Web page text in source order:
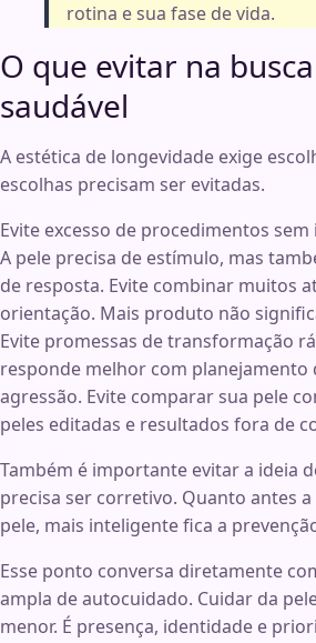
rotina e sua fase de vida.
O que evitar na
saudável
A estética de longevidade exige
escolhas precisam ser evitadas.
Evite excesso de procedimentos
A pele precisa de estímulo, mas
de resposta. Evite combinar muitos
orientação. Mais produto não
Evite promessas de transformação
responde melhor com planejamento
agressão. Evite comparar sua pele
peles editadas e resultados fora de
Também é importante evitar a ideia
precisa ser corretivo. Quanto antes
pele, mais inteligente fica a
Esse ponto conversa diretamente
ampla de autocuidado. Cuidar da
menor. É presença, identidade e